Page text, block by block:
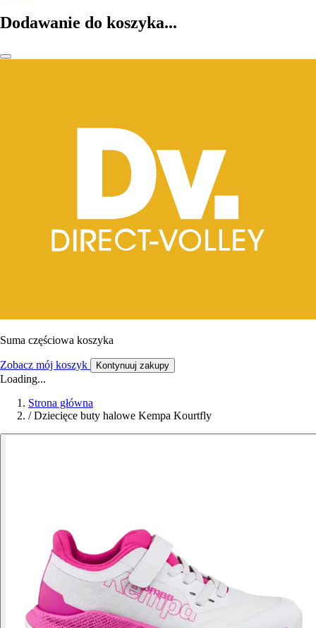
Dodawanie do koszyka...
Suma częściowa koszyka
Zobacz mój koszyk Kontynuuj zakupy
Loading...
Strona główna
/ Dziecięce buty halowe Kempa Kourtfly